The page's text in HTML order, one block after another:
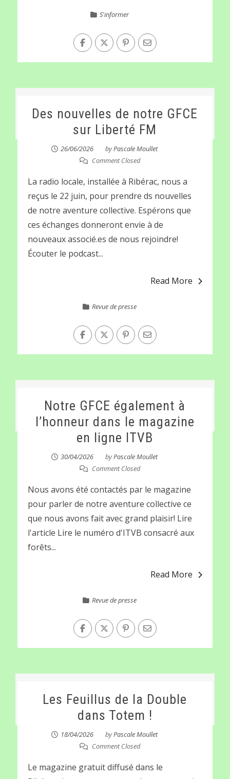
S'informer
Des nouvelles de notre GFCE
sur Liberté FM
26/06/2026 byPascale Moullet
Comment Closed
La radio locale, installée à Ribérac, nous a
reçus le 22 juin, pour prendre ds nouvelles
de notre aventure collective. Espérons que
ces échanges donneront envie à de
nouveaux associé.es de nous rejoindre!
Écouter le podcast...
Read More
Revue de presse
Notre GFCE également à
l’honneur dans le magazine
en ligne ITVB
30/04/2026 byPascale Moullet
Comment Closed
Nous avons été contactés par le magazine
pour parler de notre aventure collective ce
que nous avons fait avec grand plaisir! Lire
l'article Lire le numéro d'ITVB consacré aux
forêts...
Read More
Revue de presse
Les Feuillus de la Double
dans Totem !
18/04/2026 byPascale Moullet
Comment Closed
Le magazine gratuit diffusé dans le